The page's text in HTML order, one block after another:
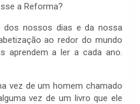
a Reforma?
dos nossos dias e da nossa
ao redor do mundo
aprendem a ler a cada ano.
vez de um homem chamado
vez de um livro que ele